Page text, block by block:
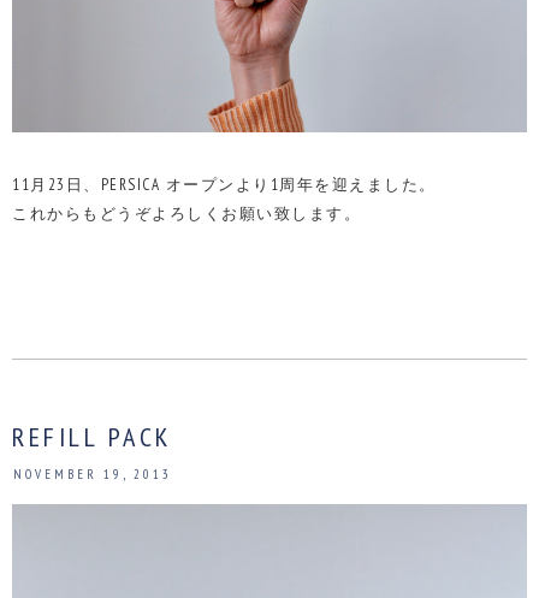
11月23日、PERSICA オープンより1周年を迎えました。
これからもどうぞよろしくお願い致します。
REFILL PACK
NOVEMBER 19, 2013